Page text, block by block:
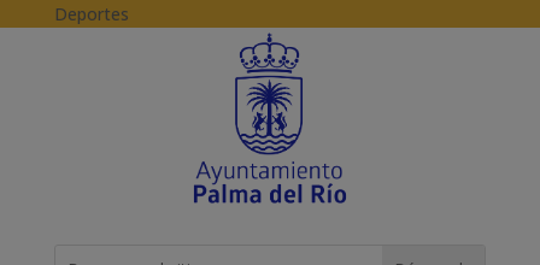
Skip to content
Deportes